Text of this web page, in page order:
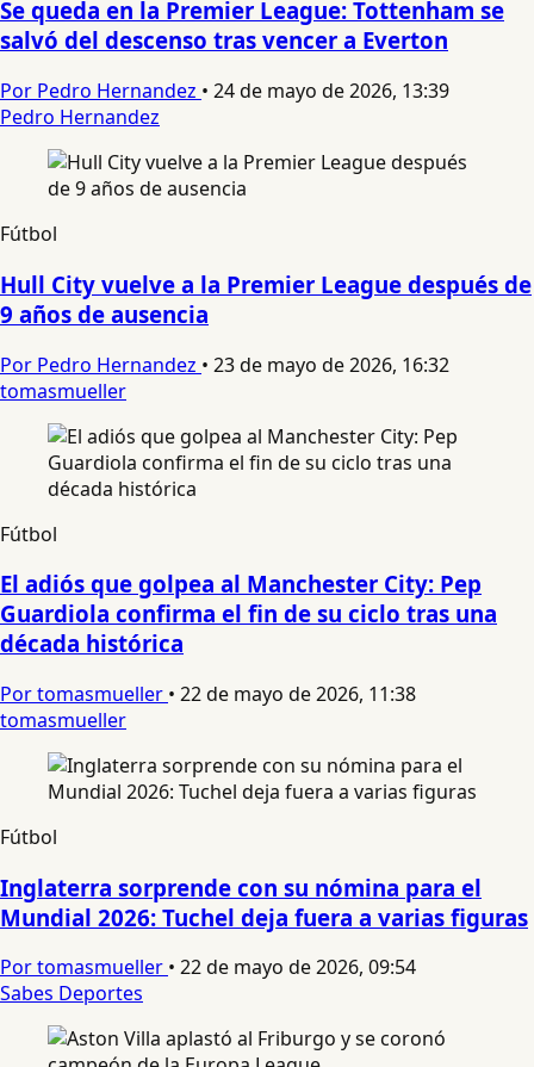
Se queda en la Premier League: Tottenham se
salvó del descenso tras vencer a Everton
Por Pedro Hernandez • 24 de mayo de 2026, 13:39
Pedro Hernandez
Fútbol
Hull City vuelve a la Premier League después de
9 años de ausencia
Por Pedro Hernandez • 23 de mayo de 2026, 16:32
tomasmueller
Fútbol
El adiós que golpea al Manchester City: Pep
Guardiola confirma el fin de su ciclo tras una
década histórica
Por tomasmueller • 22 de mayo de 2026, 11:38
tomasmueller
Fútbol
Inglaterra sorprende con su nómina para el
Mundial 2026: Tuchel deja fuera a varias figuras
Por tomasmueller • 22 de mayo de 2026, 09:54
Sabes Deportes